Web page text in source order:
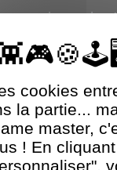
premier projet,
sorti en 2023.
Ingame
cookies
la partie...
master,
! En